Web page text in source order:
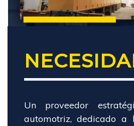
Un proveedor
automotriz, dedicado a